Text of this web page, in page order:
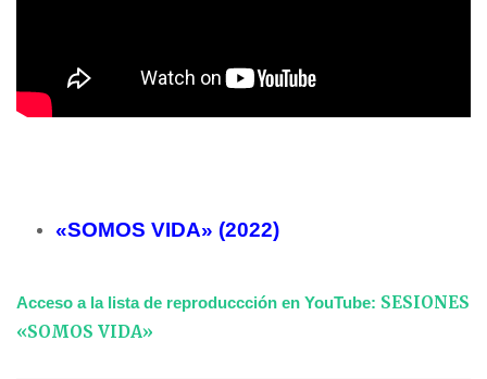
«SOMOS VIDA» (2022)
Acceso a la lista de reproduccción en YouTube: SESIONES
«SOMOS VIDA»